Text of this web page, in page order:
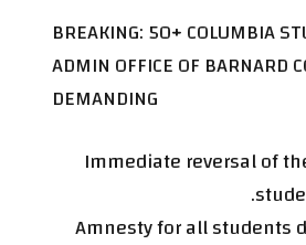
BREAKING: 50+ COLUMBIA
ADMIN OFFICE OF BARNARD
DEMANDING
1. Immediate reversal of
2. Amnesty for all